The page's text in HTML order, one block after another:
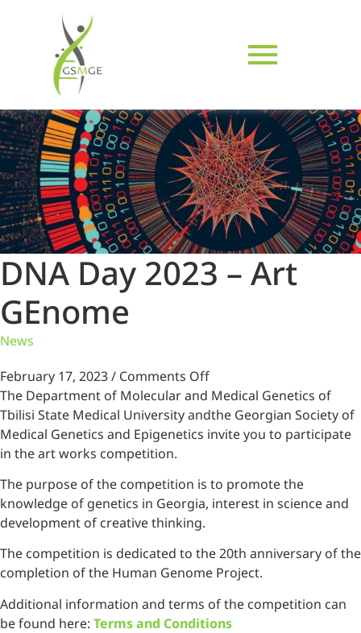
DNA Day 2023 – Art
GEnome
News
February 17, 2023/ Comments Off
The Department of Molecular and Medical Genetics of
Tbilisi State Medical University andthe Georgian Society of
Medical Genetics and Epigenetics invite you to participate
in the art works competition.
The purpose of the competition is to promote the
knowledge of genetics in Georgia, interest in science and
development of creative thinking.
The competition is dedicated to the 20th anniversary of the
completion of the Human Genome Project.
Additional information and terms of the competition can
be found here: Terms and Conditions